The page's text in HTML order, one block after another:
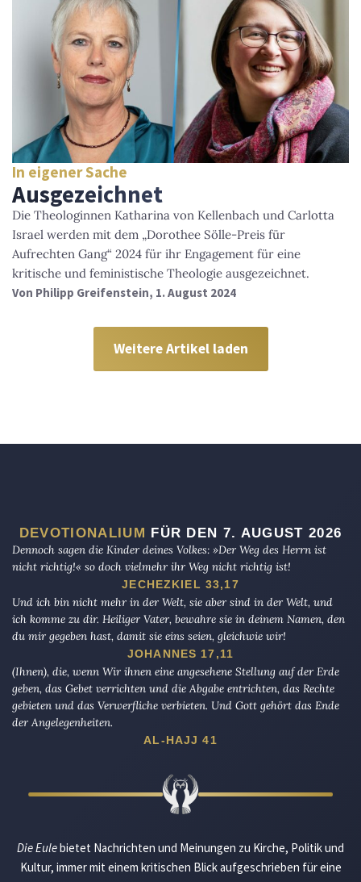
In eigener Sache
Ausgezeichnet
Die Theologinnen Katharina von Kellenbach und Carlotta
Israel werden mit dem „Dorothee Sölle-Preis für
Aufrechten Gang“ 2024 für ihr Engagement für eine
kritische und feministische Theologie ausgezeichnet.
Von Philipp Greifenstein, 1. August 2024
Weitere Artikel laden
DEVOTIONALIUM
FÜR DEN 7. AUGUST 2026
Dennoch sagen die Kinder deines Volkes: »Der Weg des Herrn ist
nicht richtig!« so doch vielmehr ihr Weg nicht richtig ist!
JECHEZKIEL 33,17
Und ich bin nicht mehr in der Welt, sie aber sind in der Welt, und
ich komme zu dir. Heiliger Vater, bewahre sie in deinem Namen, den
du mir gegeben hast, damit sie eins seien, gleichwie wir!
JOHANNES 17,11
(Ihnen), die, wenn Wir ihnen eine angesehene Stellung auf der Erde
geben, das Gebet verrichten und die Abgabe entrichten, das Rechte
gebieten und das Verwerfliche verbieten. Und Gott gehört das Ende
der Angelegenheiten.
AL-HAJJ 41
Die Eulebietet Nachrichten und Meinungen zu Kirche, Politik und
Kultur, immer mit einem kritischen Blick aufgeschrieben für eine